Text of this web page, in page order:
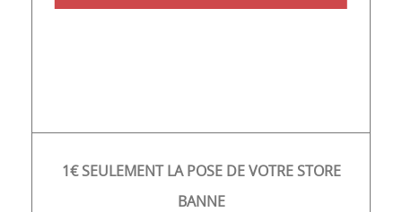
1€ SEULEMENT LA POSE DE VOTRE STORE
BANNE